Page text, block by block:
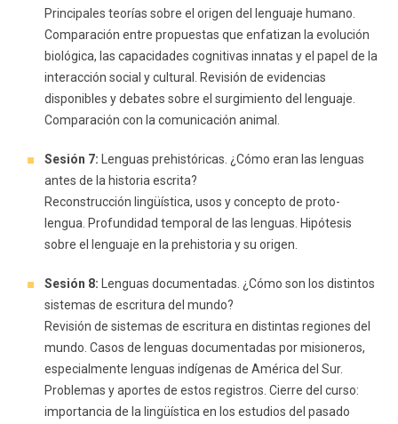
Principales teorías sobre el origen del lenguaje humano.
Comparación entre propuestas que enfatizan la evolución
biológica, las capacidades cognitivas innatas y el papel de la
interacción social y cultural. Revisión de evidencias
disponibles y debates sobre el surgimiento del lenguaje.
Comparación con la comunicación animal.
Sesión 7: Lenguas prehistóricas. ¿Cómo eran las lenguas
antes de la historia escrita?
Reconstrucción lingüística, usos y concepto de proto-
lengua. Profundidad temporal de las lenguas. Hipótesis
sobre el lenguaje en la prehistoria y su origen.
Sesión 8: Lenguas documentadas. ¿Cómo son los distintos
sistemas de escritura del mundo?
Revisión de sistemas de escritura en distintas regiones del
mundo. Casos de lenguas documentadas por misioneros,
especialmente lenguas indígenas de América del Sur.
Problemas y aportes de estos registros. Cierre del curso:
importancia de la lingüística en los estudios del pasado